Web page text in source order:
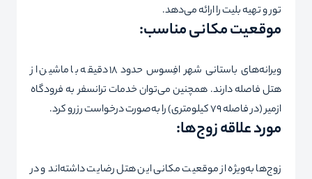
تور و تهیه بلیت را ارائه می‌دهد.
موقعیت مکانی مناسب:
ویرانه‌های باستانی شهر افِسوس حدود ۱۸ دقیقه با ماشین از
هتل فاصله دارند. همچنین می‌توان خدمات ترانسفر به فرودگاه
ازمیر (در فاصله ۷۹ کیلومتری) را به‌صورت درخواست رزرو کرد.
مورد علاقه زوج‌ها:
زوج‌ها به‌ویژه از موقعیت مکانی این هتل رضایت داشته‌اند و در